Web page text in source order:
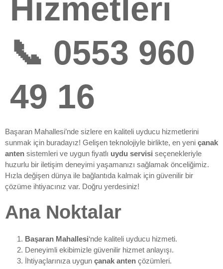
Hizmetleri
📞 0553 960
49 16
Başaran Mahallesi’nde sizlere en kaliteli uyducu hizmetlerini
sunmak için buradayız! Gelişen teknolojiyle birlikte, en yeni çanak
anten sistemleri ve uygun fiyatlı uydu servisi seçenekleriyle
huzurlu bir iletişim deneyimi yaşamanızı sağlamak önceliğimiz.
Hızla değişen dünya ile bağlantıda kalmak için güvenilir bir
çözüme ihtiyacınız var. Doğru yerdesiniz!
Ana Noktalar
Başaran Mahallesi‘nde kaliteli uyducu hizmeti.
Deneyimli ekibimizle güvenilir hizmet anlayışı.
İhtiyaçlarınıza uygun çanak anten çözümleri.